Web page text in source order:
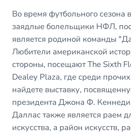
Во время футбольного сезона
заядлые болельщики НФЛ,
является родиной команды
Любители американской
стороны, посещают The Sixth
Dealey Plaza, где среди
найдете выставку,
президента Джона Ф.
Даллас также является раем
искусства, а район искусств,